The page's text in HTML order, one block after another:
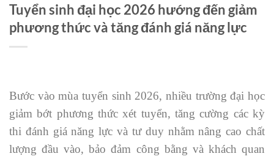
Tuyển sinh đại học 2026 hướng đến giảm
phương thức và tăng đánh giá năng lực
Bước vào mùa tuyển sinh 2026, nhiều trường đại học
giảm bớt phương thức xét tuyển, tăng cường các kỳ
thi đánh giá năng lực và tư duy nhằm nâng cao chất
lượng đầu vào, bảo đảm công bằng và khách quan